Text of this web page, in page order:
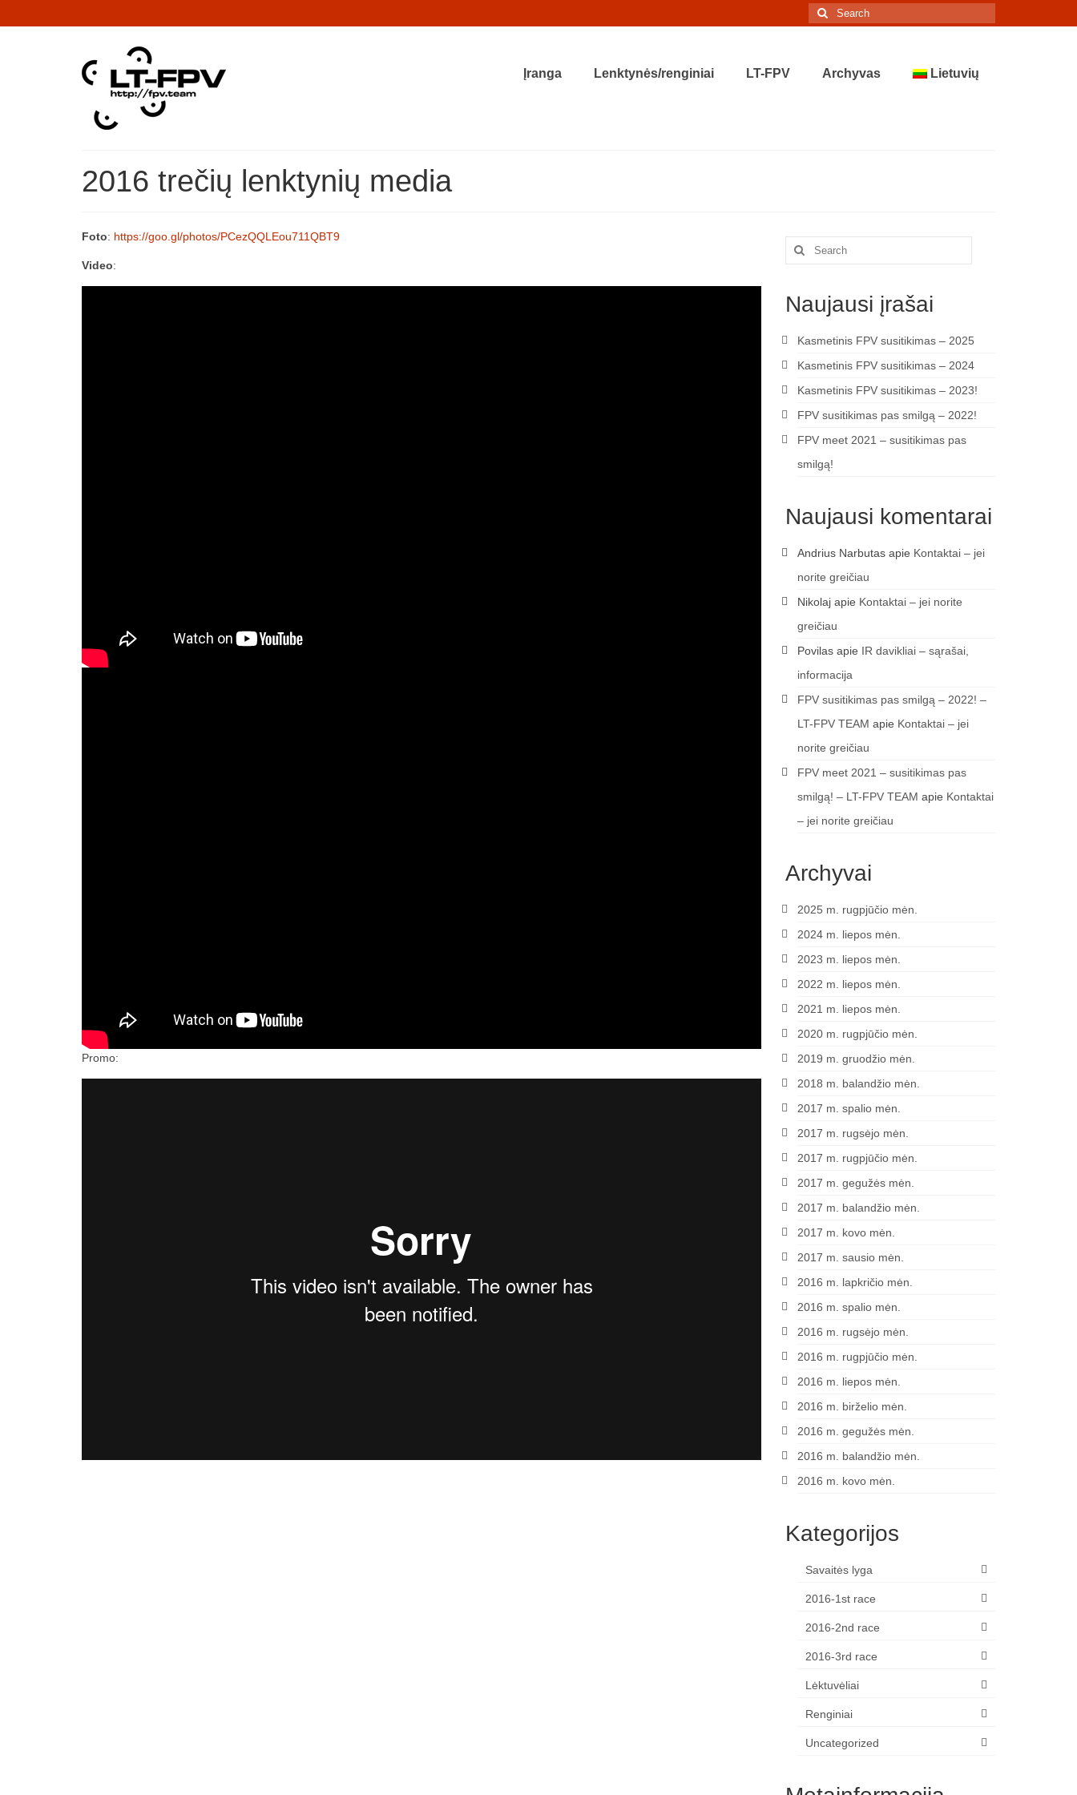
Search
for:
Įranga Lenktynės/renginiai LT-FPV Archyvas Lietuvių
2016 trečių lenktynių media
Foto: https://goo.gl/photos/PCezQQLEou711QBT9
Video:
Promo:
Search
for:
Naujausi įrašai
Kasmetinis FPV susitikimas – 2025
Kasmetinis FPV susitikimas – 2024
Kasmetinis FPV susitikimas – 2023!
FPV susitikimas pas smilgą – 2022!
FPV meet 2021 – susitikimas pas
smilgą!
Naujausi komentarai
Andrius Narbutasapie Kontaktai – jei
norite greičiau
Nikolajapie Kontaktai – jei norite
greičiau
Povilasapie IR davikliai – sąrašai,
informacija
FPV susitikimas pas smilgą – 2022! –
LT-FPV TEAM apie Kontaktai – jei
norite greičiau
FPV meet 2021 – susitikimas pas
smilgą! – LT-FPV TEAM apie Kontaktai
– jei norite greičiau
Archyvai
2025 m. rugpjūčio mėn.
2024 m. liepos mėn.
2023 m. liepos mėn.
2022 m. liepos mėn.
2021 m. liepos mėn.
2020 m. rugpjūčio mėn.
2019 m. gruodžio mėn.
2018 m. balandžio mėn.
2017 m. spalio mėn.
2017 m. rugsėjo mėn.
2017 m. rugpjūčio mėn.
2017 m. gegužės mėn.
2017 m. balandžio mėn.
2017 m. kovo mėn.
2017 m. sausio mėn.
2016 m. lapkričio mėn.
2016 m. spalio mėn.
2016 m. rugsėjo mėn.
2016 m. rugpjūčio mėn.
2016 m. liepos mėn.
2016 m. birželio mėn.
2016 m. gegužės mėn.
2016 m. balandžio mėn.
2016 m. kovo mėn.
Kategorijos
Savaitės lyga
2016-1st race
2016-2nd race
2016-3rd race
Lėktuvėliai
Renginiai
Uncategorized